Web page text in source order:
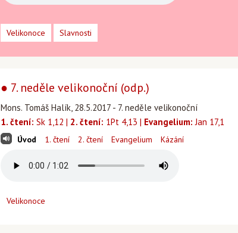
Velikonoce Slavnosti
● 7. neděle velikonoční (odp.)
Mons. Tomáš Halík, 28.5.2017 - 7. neděle velikonoční
1. čtení: Sk 1,12 | 2. čtení: 1Pt 4,13 | Evangelium: Jan 17,1
Úvod 1. čtení 2. čtení Evangelium Kázání
Velikonoce